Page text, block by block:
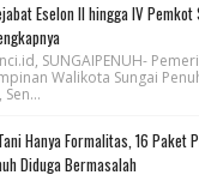
Eselon II hingga IV
SUNGAIPENUH-
Walikota Sungai
Hanya Formalitas, 16 Paket
Diduga Bermasalah